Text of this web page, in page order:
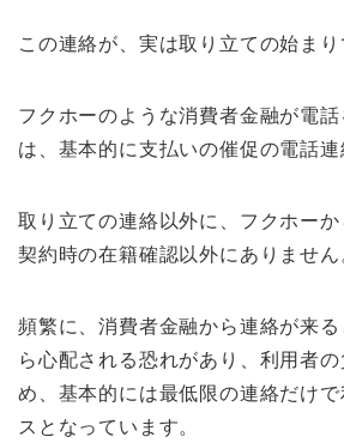
この連絡が、実は取り立ての始まり
フクホーのような消費者金融が電
は、基本的に支払いの催促の電話連
取り立ての連絡以外に、フクホーか
契約時の在籍確認以外にありません
頻繁に、消費者金融から連絡が来
ら心配される恐れがあり、利用者
め、基本的には最低限の連絡だけ
スとなっています。